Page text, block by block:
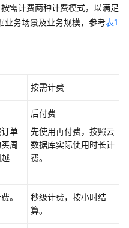
需计费两种计费模式，以满足
业务场景及业务规模，参考表1
按需计费
单
周
后付费
先使用再付费，按照云
数据库实际使用时长计
费。
。
秒级计费，按小时结
算。